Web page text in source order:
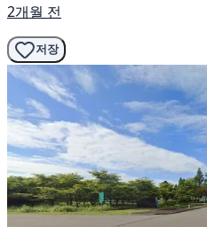
2개월 전
저장